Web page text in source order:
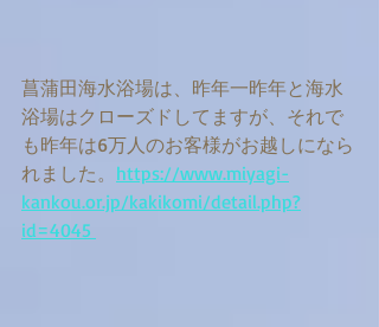
菖蒲田海水浴場は、昨年一昨年と海水
浴場はクローズドしてますが、それで
も昨年は6万人のお客様がお越しになら
れました。 https://www.miyagi-
kankou.or.jp/kakikomi/detail.php?
id=4045